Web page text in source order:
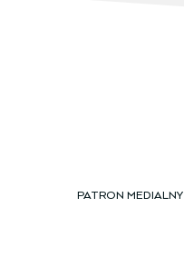
PATRON MEDIALNY